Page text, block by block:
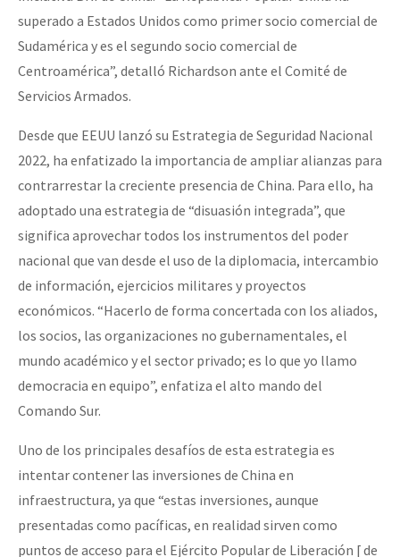
superado a Estados Unidos como primer socio comercial de
Sudamérica y es el segundo socio comercial de
Centroamérica”, detalló Richardson ante el Comité de
Servicios Armados.
Desde que EEUU lanzó su Estrategia de Seguridad Nacional
2022, ha enfatizado la importancia de ampliar alianzas para
contrarrestar la creciente presencia de China. Para ello, ha
adoptado una estrategia de “disuasión integrada”, que
significa aprovechar todos los instrumentos del poder
nacional que van desde el uso de la diplomacia, intercambio
de información, ejercicios militares y proyectos
económicos. “Hacerlo de forma concertada con los aliados,
los socios, las organizaciones no gubernamentales, el
mundo académico y el sector privado; es lo que yo llamo
democracia en equipo”, enfatiza el alto mando del
Comando Sur.
Uno de los principales desafíos de esta estrategia es
intentar contener las inversiones de China en
infraestructura, ya que “estas inversiones, aunque
presentadas como pacíficas, en realidad sirven como
puntos de acceso para el Ejército Popular de Liberación [ de